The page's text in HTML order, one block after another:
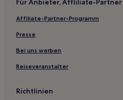
Am Luitpoldpark: Hotels
Hotels nahe Theatinerkirche
Hotels nahe
Hotels nahe Hofkapelle
Landkreis Rosenheim: Hotels
Hotels nahe St Nikolaikirche
Für Anbieter, Affliliate-
Affiliate-Partner-Programm
Presse
Bei uns werben
Reiseveranstalter
Richtlinien